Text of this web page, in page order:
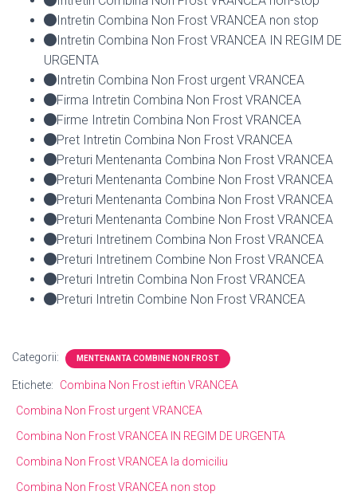
Intretin Combina Non Frost VRANCEA non stop
Intretin Combina Non Frost VRANCEA IN REGIM DE
URGENTA
Intretin Combina Non Frost urgent VRANCEA
Firma Intretin Combina Non Frost VRANCEA
Firme Intretin Combina Non Frost VRANCEA
Pret Intretin Combina Non Frost VRANCEA
Preturi Mentenanta Combina Non Frost VRANCEA
Preturi Mentenanta Combine Non Frost VRANCEA
Preturi Mentenanta Combina Non Frost VRANCEA
Preturi Mentenanta Combine Non Frost VRANCEA
Preturi Intretinem Combina Non Frost VRANCEA
Preturi Intretinem Combine Non Frost VRANCEA
Preturi Intretin Combina Non Frost VRANCEA
Preturi Intretin Combine Non Frost VRANCEA
Categorii: MENTENANTA COMBINE NON FROST
Etichete:
Combina Non Frost ieftin VRANCEA
Combina Non Frost urgent VRANCEA
Combina Non Frost VRANCEA IN REGIM DE URGENTA
Combina Non Frost VRANCEA la domiciliu
Combina Non Frost VRANCEA non stop